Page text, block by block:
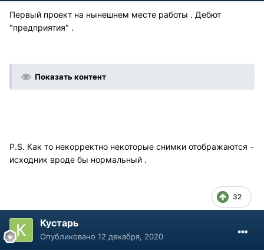
Первый проект на нынешнем месте работы . Дебют
"предприятия" .
Показать контент
P.S. Как то некорректно некоторые снимки отображаются -
исходник вроде бы нормальный .
32
Кустарь
Опубликовано 12 декабря, 2020